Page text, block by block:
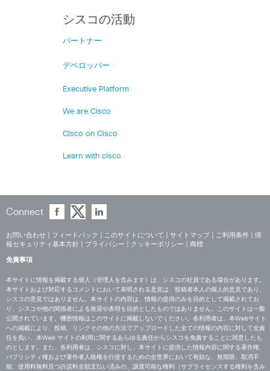
シスコの活動
パートナー
デベロッパー
Executive Platform
We are Cisco
Cisco on Cisco
Learn with cisco
Connect
お問い合わせ フィードバック このサイトについて サイトマップ ご利用条件
情
報セキュリティ基本方針
プライバシー クッキーポリシー 商標
免責事項
本サイトに情報を掲載する個人（管理人を含みます）は、シスコの社員である場合があります。
本サイトおよび対応するコメントにおいて表明される意見は、投稿者本人の個人的意見であり、
シスコの意見ではありません。本サイトの内容は、情報の提供のみを目的として掲載されてお
り、シスコや他の関係者による推奨や表明を目的としたものではありません。このサイトは一般
公開されています。機密情報はこのサイトに掲載しないでください。各利用者は、本Webサイト
への掲載により、投稿、リンクその他の方法でアップロードした全ての情報の内容に対して全責
任を負い、本Web サイトの利用に関するあらゆる責任からシスコを免責することに同意したも
のとします。また、各利用者は、シスコに対し、本サイトに提供した情報内容に関する著作権、
パブリシティ権および著作者人格権を行使するための全世界において有効な、無期限、取消不
能、使用料無料且つ許諾料全額支払い済みの、譲渡可能な権利（サブライセンスする権利を含み